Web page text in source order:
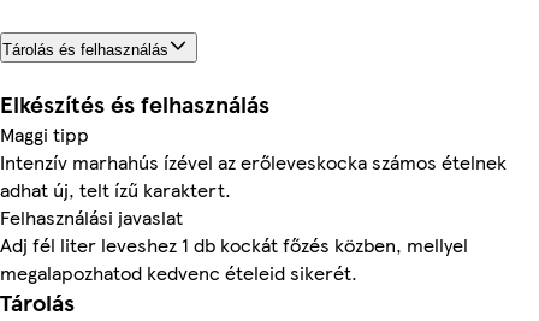
Tárolás és felhasználás
Elkészítés és felhasználás
Maggi tipp
Intenzív marhahús ízével az erőleveskocka számos ételnek
adhat új, telt ízű karaktert.
Felhasználási javaslat
Adj fél liter leveshez 1 db kockát főzés közben, mellyel
megalapozhatod kedvenc ételeid sikerét.
Tárolás